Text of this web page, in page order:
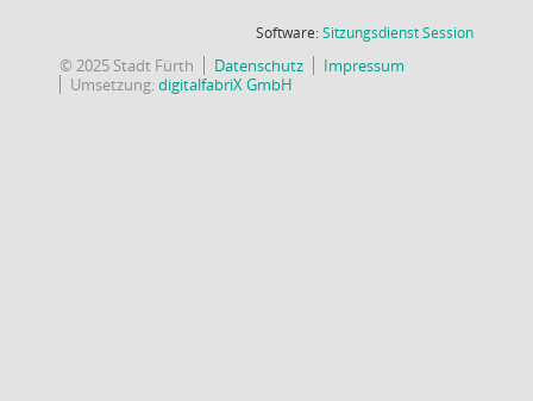
Software:SitzungsdienstSession(Wird in
© 2025 Stadt Fürth Datenschutz
Impressum
Umsetzung:digitalfabriX GmbH